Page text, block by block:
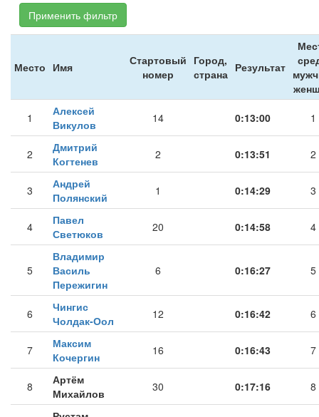
Применить фильтр
Место Имя
Стартовый
номер
Город,
страна Результат
1
Алексей
Викулов
14 0:13:00 1
2
Дмитрий
Когтенев
2 0:13:51 2
3
Андрей
Полянский
1 0:14:29 3
4
Павел
Светюков
20 0:14:58 4
5
Владимир
Василь
Пережигин
6 0:16:27 5
6
Чингис
Чолдак-Оол
12 0:16:42 6
7
Максим
Кочергин
16 0:16:43 7
8
Артём
Михайлов
30 0:17:16 8